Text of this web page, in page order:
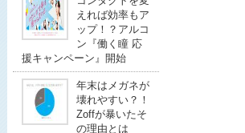
えれば効率もア
ップ！？アルコ
ン『働く瞳 応
援キャンペーン』開始
年末はメガネが
壊れやすい？！
Zoffが暴いたそ
の理由とは